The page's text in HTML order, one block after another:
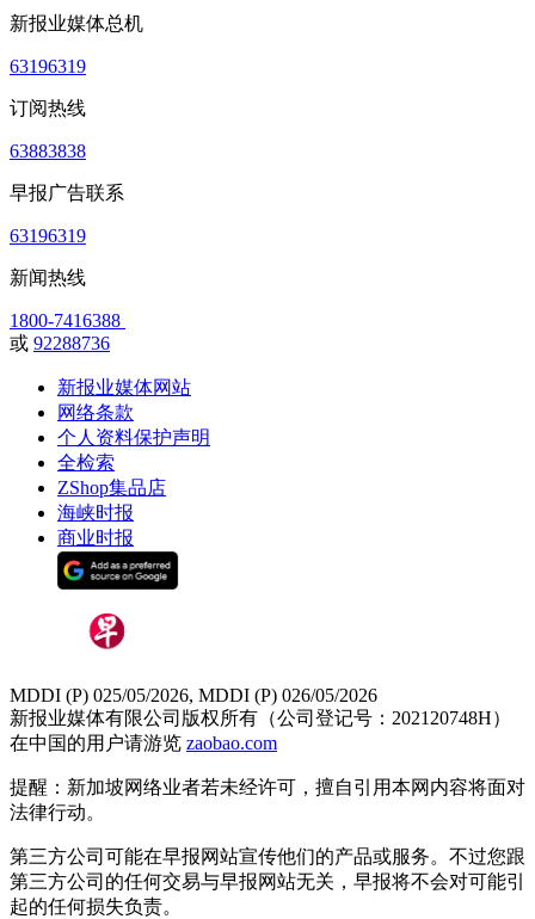
新报业媒体总机
63196319
订阅热线
63883838
早报广告联系
63196319
新闻热线
1800-7416388
或 92288736
新报业媒体网站
网络条款
个人资料保护声明
全检索
ZShop集品店
海峡时报
商业时报
MDDI (P) 025/05/2026, MDDI (P) 026/05/2026
新报业媒体有限公司版权所有（公司登记号：202120748H）
在中国的用户请游览 zaobao.com
提醒：新加坡网络业者若未经许可，擅自引用本网内容将面对
法律行动。
第三方公司可能在早报网站宣传他们的产品或服务。不过您跟
第三方公司的任何交易与早报网站无关，早报将不会对可能引
起的任何损失负责。